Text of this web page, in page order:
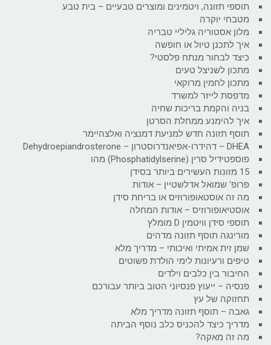
תוספי תזונה, ויטמינים ומוצרים טבעיים – בית טבע
מטבחי יוקרה
מלון אסטוריה גליליי טבריה
איך לתכנן טיול או חופשה
כיצד לבחור מנתח פלסטי?
מתכון לשניצל טעים
מתכון לחמין מרוקאי
מדפסת לייזר למשרד
בניה והקמת בריכות שחיה
איך להימנע ממחלת הסרטן
תוסף תזונה חדש למניעת דמנציה ואלצהיימר
DHEA – דהידרו-אפיאנדרוסטרון – Dehydroepiandrosterone
פוספטידיל סרין (Phosphatidylserine) מהו
15 מזונות העשירים ביותר בסידן
פרופ' שמואל אדלשטיין – אודות
מה זה אוסטאופורוזיס או בריחת סידן
אוסטיאופורוזיס – אודות המחלה
תוספי סידן וויטמין D מומלץ
מורינגה תוסף תזונה מדהים
שמן זית אמיתי ואיכותי – מדריך מלא
טיפים ורעיונות לימי הולדת פשוטים
החיבור בין כלבים וילדים
פנסיה – ייעוץ פנסיוני הטוב ביותר עבורכם
תחזוקה של עץ
גאבה – תוסף תזונה מדריך מלא
מדריך כיצד להכניס כלב נוסף הביתה
מה זה מאקה?